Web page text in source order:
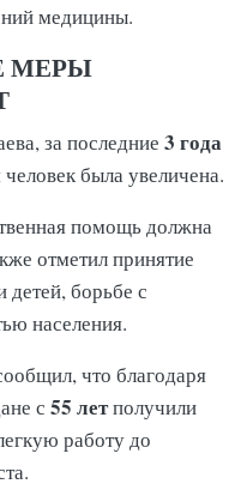
медицины.
МЕРЫ
за последние 3 года
человек была увеличена.
помощь должна
отметил принятие
борьбе с
населения.
что благодаря
с 55 летполучили
работу до